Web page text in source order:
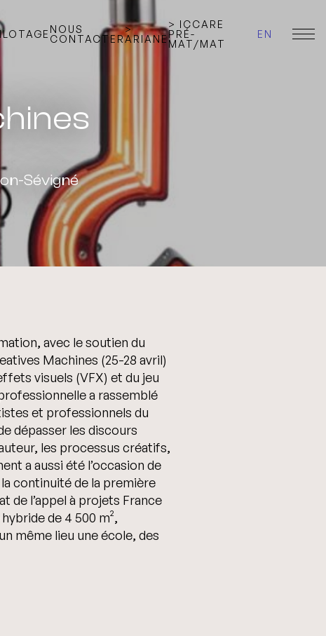
NOUS
CONTACTER
>
ARIANE
> ICCARE
PRÉ-
MAT/MAT
EN
Sévigné
avec le soutien du
Machines (25-28 avril)
visuels (VFX) et du jeu
a rassemblé
et professionnels du
dépasser les discours
les processus créatifs,
a aussi été l’occasion de
continuité de la première
de l’appel à projets France
de 4 500 m²,
même lieu une école, des